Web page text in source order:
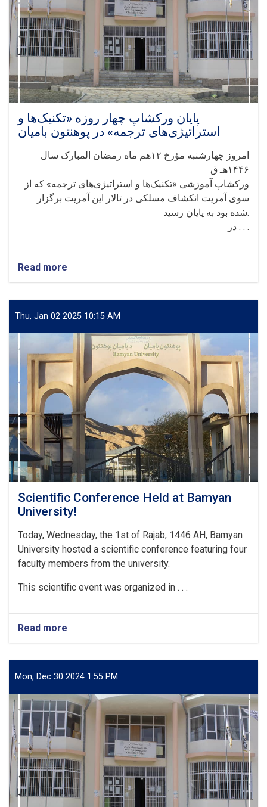
پایان ورکشاپ چهار روزه «تکنیک‌ها و
استراتیژی‌های ترجمه» در پوهنتون بامیان
امروز چهارشنبه مؤرخ ۱۲هم ماه رمضان المبارک سال
۱۴۴۶هـ ق
ورکشاپ آموزشی «تکنیک‌ها و استراتیژی‌های ترجمه» که از
سوی آمریت انکشاف مسلکی در تالار این آمریت برگزار
شده بود به پایان رسید.
در . . .
Read more
چهار
روزه
استراتیژی‌های
ترجمه»
در
پوهنتون
بامیان
Thu, Jan 02 2025 10:15 AM
Scientific Conference Held at Bamyan
University!
Today, Wednesday, the 1st of Rajab, 1446 AH, Bamyan
University hosted a scientific conference featuring four
faculty members from the university.
This scientific event was organized in . . .
Read more
Held
at
University!
Mon, Dec 30 2024 1:55 PM